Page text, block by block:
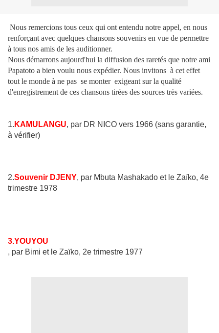
Nous remercions tous ceux qui ont entendu notre appel, en nous
renforçant avec quelques chansons souvenirs en vue de permettre
à tous nos amis de les auditionner.
Nous démarrons aujourd'hui la diffusion des raretés que notre ami
Papatoto a bien voulu nous expédier. Nous invitons à cet effet
tout le monde à ne pas se monter exigeant sur la qualité
d'enregistrement de ces chansons tirées des sources très variées.
1. KAMULANGU, par DR NICO vers 1966 (sans garantie,
à vérifier)
2.Souvenir DJENY, par Mbuta Mashakado et le Zaïko, 4e
trimestre 1978
3.YOUYOU
, par Bimi et le Zaïko, 2e trimestre 1977